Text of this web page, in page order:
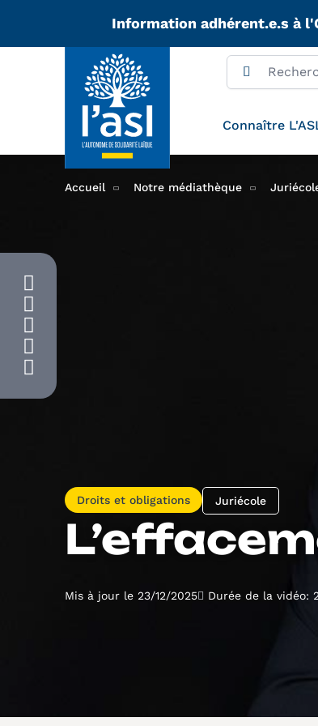
Information adhérent.e.s à
Connaître
Accueil Notre médiathèque
Droits et obligations Juriécole
Mis à jour le 23/12/2025 Durée de la vidéo: